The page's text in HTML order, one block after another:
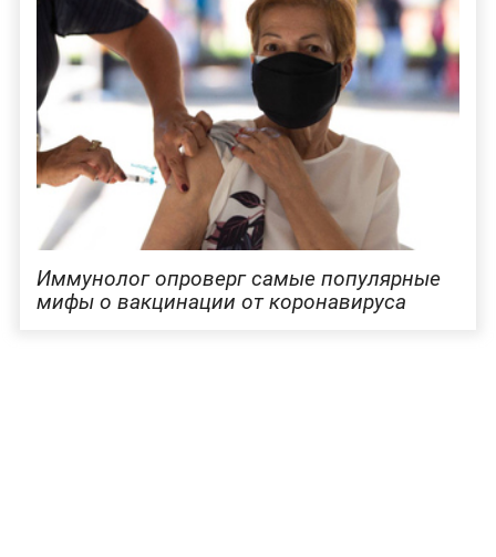
Иммунолог опроверг самые популярные
мифы о вакцинации от коронавируса